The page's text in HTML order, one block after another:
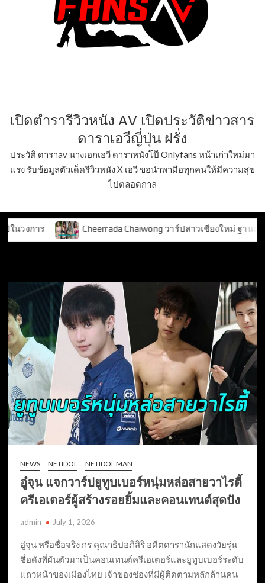
เปิดตำรารีวิวหนัง AV เปิดประวัติข่าวสาร
ดาราเอวีญี่ปุ่น ฝรั่ง
ประวัติ ดาราav นางเอกเอวี ดาราหนังโป๊ Onlyfans หน้าเก่าใหม่มา
แรง รับข้อมูลตัวเด็ดรีวิวหนัง X เอวี ขอนำพามือทุกคนให้มีความสุข
ไปตลอดกาล
Cheerrada Chaiwong วาร์ปสาวเชียงใหม่ ฐานแฟน TikTok 2 แ
NEWS NETIDOL NETIDOL MAN
อู๋จุน แจกวาร์ปยูทูบเบอร์หนุ่มหล่อสายวาไรตี้
ครีเอเตอร์ผู้สร้างรอยยิ้มและคอนเทนต์สุดปัง
admin July 1, 2026
อู๋จุน หรือชื่อจริง กร คุณาธิปอภิสิริ อดีตดารานักแสดงวัยรุ่น
ชื่อดังที่ผันตัวมาเป็นคอนเทนต์ครีเอเตอร์และยูทูบเบอร์ระดับ
แถวหน้าของเมืองไทย เจ้าของช่องที่มีผู้ติดตามหลักล้านคน